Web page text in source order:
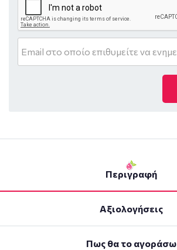
Περιγραφή
Αξιολογήσεις
Πως θα το αγοράσω